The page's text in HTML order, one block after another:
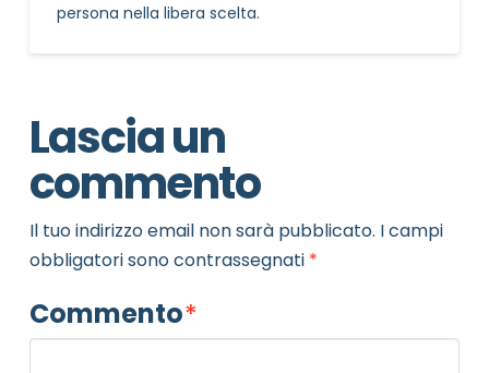
persona nella libera scelta.
Lascia un
commento
Il tuo indirizzo email non sarà pubblicato. I campi
obbligatori sono contrassegnati *
Commento*